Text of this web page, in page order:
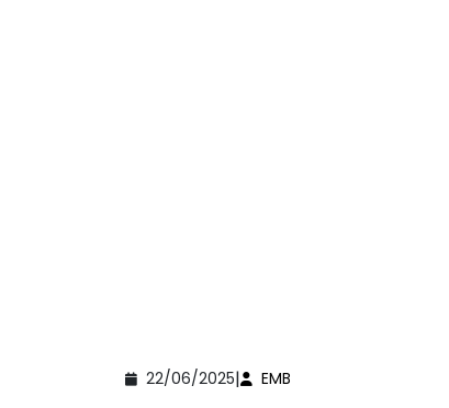
22/06/2025| EMB